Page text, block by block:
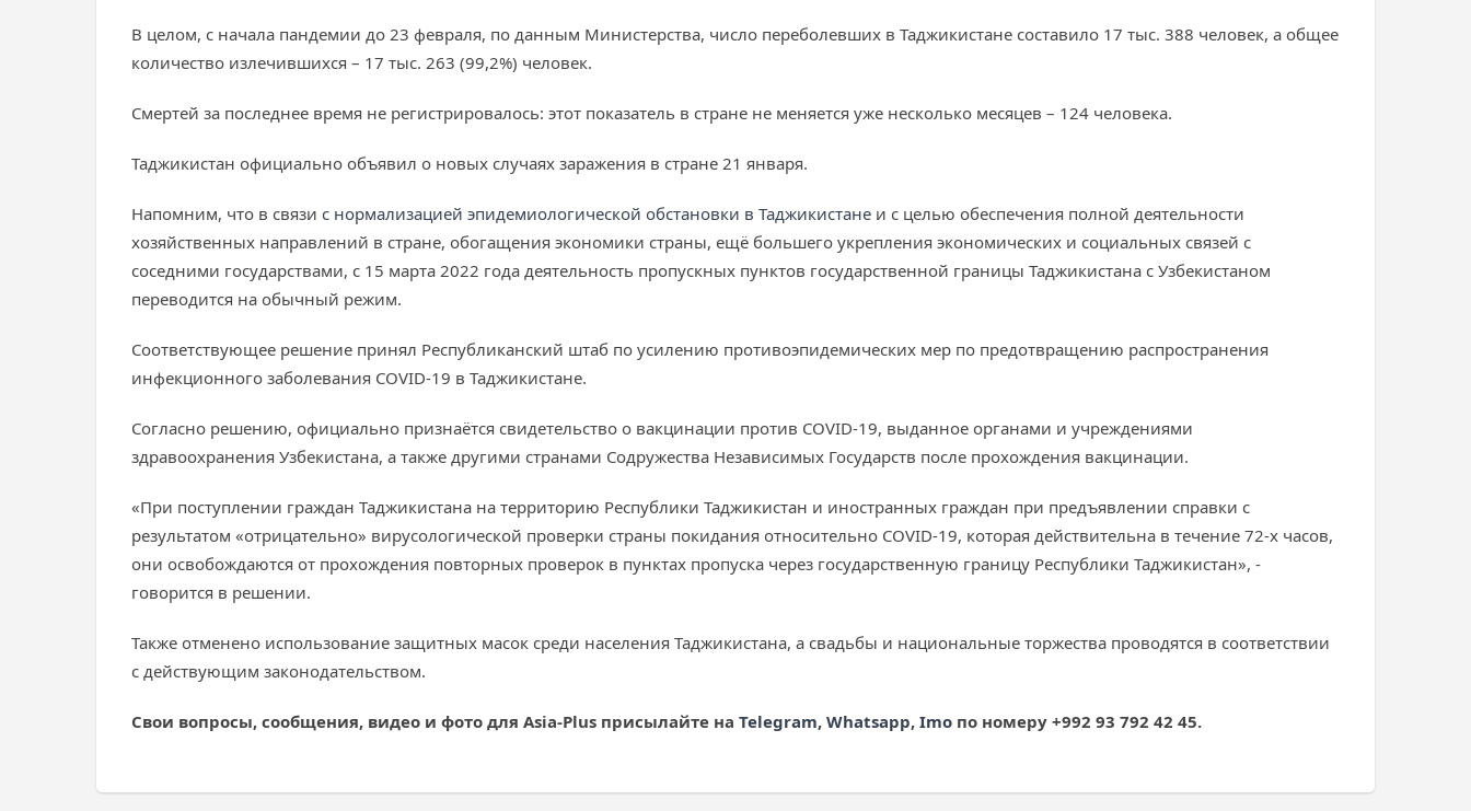
В целом, с начала пандемии до 23 февраля, по данным Министерства, число переболевших в Таджикистане составило 17 тыс. 388 человек, а общее
количество излечившихся – 17 тыс. 263 (99,2%) человек.
Смертей за последнее время не регистрировалось: этот показатель в стране не меняется уже несколько месяцев – 124 человека.
Таджикистан официально объявил о новых случаях заражения в стране 21 января.
Напомним, что в связи с нормализацией эпидемиологической обстановки в Таджикистане и с целью обеспечения полной деятельности
хозяйственных направлений в стране, обогащения экономики страны, ещё большего укрепления экономических и социальных связей с
соседними государствами, с 15 марта 2022 года деятельность пропускных пунктов государственной границы Таджикистана с Узбекистаном
переводится на обычный режим.
Соответствующее решение принял Республиканский штаб по усилению противоэпидемических мер по предотвращению распространения
инфекционного заболевания COVID-19 в Таджикистане.
Согласно решению, официально признаётся свидетельство о вакцинации против COVID-19, выданное органами и учреждениями
здравоохранения Узбекистана, а также другими странами Содружества Независимых Государств после прохождения вакцинации.
«При поступлении граждан Таджикистана на территорию Республики Таджикистан и иностранных граждан при предъявлении справки с
результатом «отрицательно» вирусологической проверки страны покидания относительно COVID-19, которая действительна в течение 72-х часов,
они освобождаются от прохождения повторных проверок в пунктах пропуска через государственную границу Республики Таджикистан», -
говорится в решении.
Также отменено использование защитных масок среди населения Таджикистана, а свадьбы и национальные торжества проводятся в соответствии
с действующим законодательством.
Свои вопросы, сообщения, видео и фото для Asia-Plus присылайте на Telegram, Whatsapp, Imo по номеру +992 93 792 42 45.